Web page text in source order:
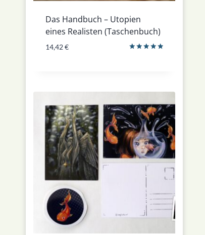
Das Handbuch – Utopien
eines Realisten (Taschenbuch)
14,42€